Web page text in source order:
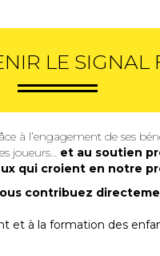
LE SIGNAL
à l’engagement de ses
joueurs… et au soutien
qui croient en notre
contribuez
et à la formation des